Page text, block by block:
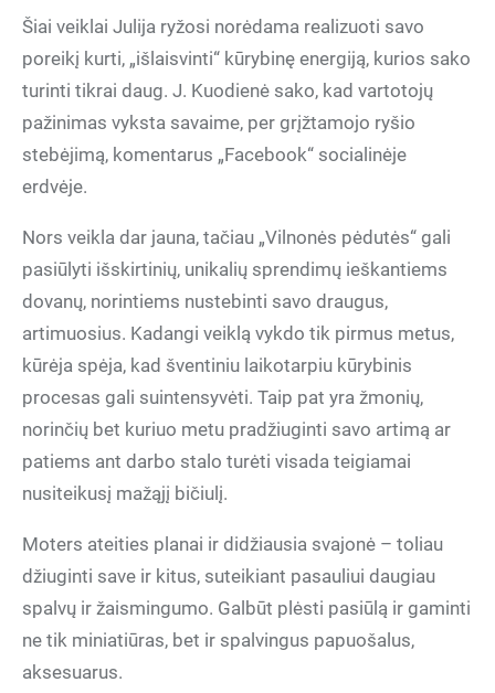
Šiai veiklai Julija ryžosi norėdama realizuoti savo
poreikį kurti, „išlaisvinti“ kūrybinę energiją, kurios sako
turinti tikrai daug. J. Kuodienė sako, kad vartotojų
pažinimas vyksta savaime, per grįžtamojo ryšio
stebėjimą, komentarus „Facebook“ socialinėje
erdvėje.
Nors veikla dar jauna, tačiau „Vilnonės pėdutės“ gali
pasiūlyti išskirtinių, unikalių sprendimų ieškantiems
dovanų, norintiems nustebinti savo draugus,
artimuosius. Kadangi veiklą vykdo tik pirmus metus,
kūrėja spėja, kad šventiniu laikotarpiu kūrybinis
procesas gali suintensyvėti. Taip pat yra žmonių,
norinčių bet kuriuo metu pradžiuginti savo artimą ar
patiems ant darbo stalo turėti visada teigiamai
nusiteikusį mažąjį bičiulį.
Moters ateities planai ir didžiausia svajonė – toliau
džiuginti save ir kitus, suteikiant pasauliui daugiau
spalvų ir žaismingumo. Galbūt plėsti pasiūlą ir gaminti
ne tik miniatiūras, bet ir spalvingus papuošalus,
aksesuarus.